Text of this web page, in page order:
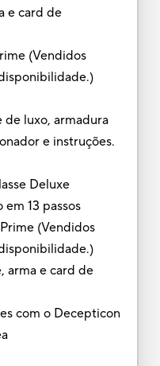
e card de
(Vendidos
de luxo, armadura
e instruções.
Deluxe
13 passos
(Vendidos
arma e card de
com o Decepticon